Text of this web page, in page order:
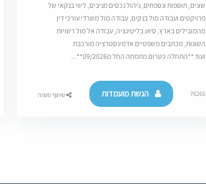
שונים, תוספות ונספחים, ניהול נכסים מניבים, ליווי בנקאי של
פרויקטים ועבודה מול בנקים, עבודה מול משרדי עורכי דין
מהמובילים בארץ, סיוע בליטיגציה, עבודה אל מול רשויות
השונות, מכתבים משפטיים אדמינסטרציה מורכבת
ועוד.**התחלה כטרום מתמחה החל מ09/2026**...
76265 הגשת מועמדות שיתוף משרה